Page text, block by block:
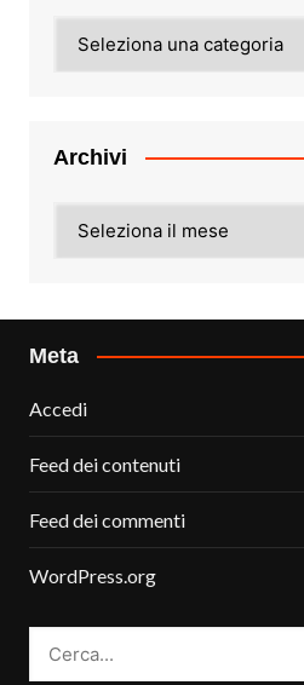
Archivi
Meta
Accedi
Feed dei contenuti
Feed dei commenti
WordPress.org